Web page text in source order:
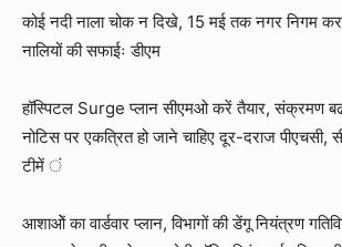
कोई नदी नाला चोक न दिखे, 15 मई तक नगर निगम
नालियों की सफाईः डीएम
हॉस्पिटल Surge प्लान सीएमओ करें तैयार, संक्रमण
नोटिस पर एकत्रित हो जाने चाहिए दूर-दराज पीएचसी,
टीमें ं
आशाओें का वार्डवार प्लान, विभागों की डेंगू नियंत्रण